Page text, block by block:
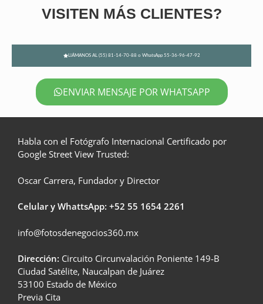
VISITEN MÁS CLIENTES?
LlÁMANOS AL (55) 81-14-70-88 o WhatsApp 55-36-96-47-92
ENVIAR MENSAJE POR WHATSAPP
Habla con el Fotógrafo Internacional Certificado por
Google Street View Trusted:
Oscar Carrera, Fundador y Director
Celular y WhattsApp: +52 55 1654 2261
info@fotosdenegocios360.mx
Dirección: Circuito Circunvalación Poniente 149-B
Ciudad Satélite, Naucalpan de Juárez
53100 Estado de México
Previa Cita